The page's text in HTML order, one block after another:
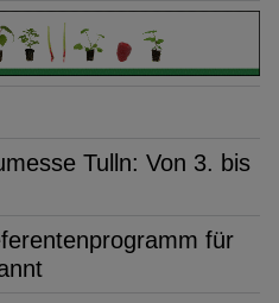
Tulln: Von 3. bis
für